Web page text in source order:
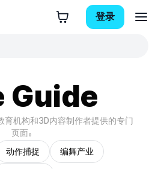
登录
Guide
育机构和3D内容制作者提供的专门
页面。
动作捕捉 编舞产业